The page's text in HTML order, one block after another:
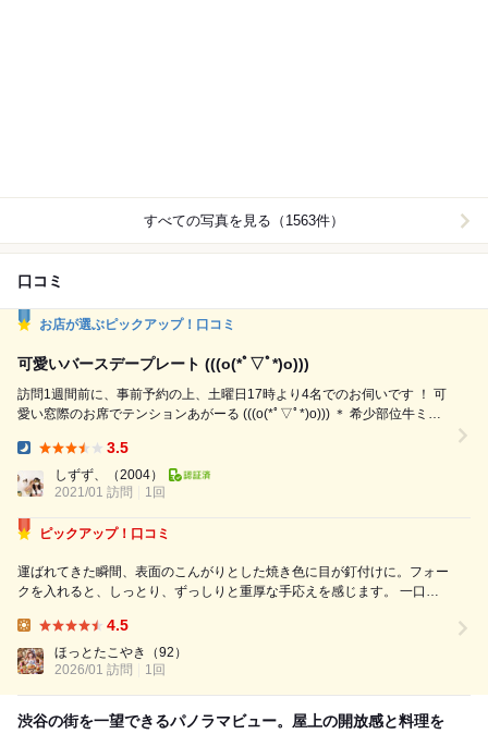
すべての写真を見る（1563件）
口コミ
お店が選ぶピックアップ！口コミ
可愛いバースデープレート (((o(*ﾟ▽ﾟ*)o)))
訪問1週間前に、事前予約の上、土曜日17時より4名でのお伺いです ！ 可
愛い窓際のお席でテンションあがーる (((o(*ﾟ▽ﾟ*)o))) ＊ 希少部位牛ミス
ハム - スパイシーなコンビーフのディップ - サーモンとマグロのカルパッ
3.5
しずず、
（2004）
2021/01 訪問
1回
ピックアップ！口コミ
運ばれてきた瞬間、表面のこんがりとした焼き色に目が釘付けに。フォー
クを入れると、しっとり、ずっしりと重厚な手応えを感じます。 一口食
香ばしさがたまりません。甘さは控えめながら、素材の旨味がギュッと凝
縮されているので、一口ごとの満足感...
4.5
ほっとたこやき
（92）
2026/01 訪問
1回
渋谷の街を一望できるパノラマビュー。屋上の開放感と料理を